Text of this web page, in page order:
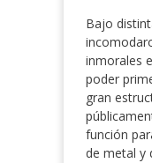
Bajo
inmorales
poder
gran
función
de metal y